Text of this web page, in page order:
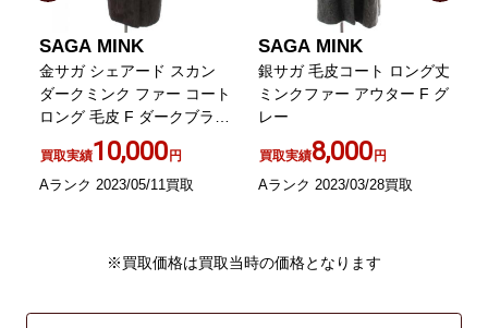
SAGA MINK
金サガ シェアード スカン
ダークミンク ファー コート
ロング 毛皮 F ダークブラウ
買取実績10,000円
Aランク 2023/05/11買取
SAGA MINK
銀サガ 毛皮コート ロング丈
ミンクファー アウター F グ
レー
買取実績8,000円
Aランク 2023/03/28買取
※買取価格は買取当時の価格となります